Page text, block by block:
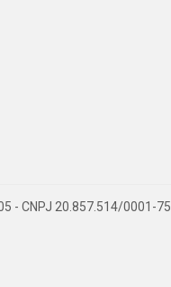
- CNPJ 20.857.514/0001-75